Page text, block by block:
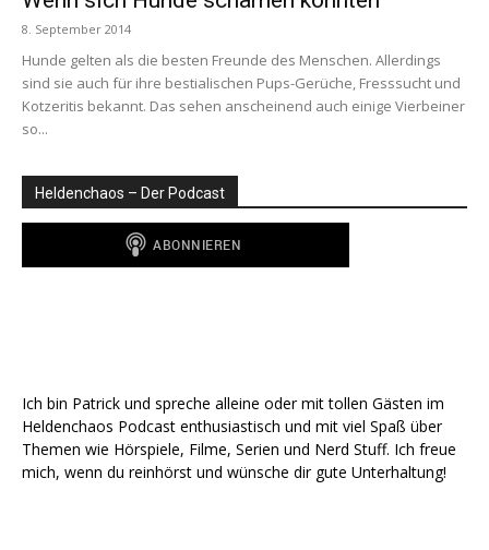
8. September 2014
Hunde gelten als die besten Freunde des Menschen. Allerdings
sind sie auch für ihre bestialischen Pups-Gerüche, Fresssucht und
Kotzeritis bekannt. Das sehen anscheinend auch einige Vierbeiner
so...
Heldenchaos – Der Podcast
Ich bin Patrick und spreche alleine oder mit tollen Gästen im
Heldenchaos Podcast enthusiastisch und mit viel Spaß über
Themen wie Hörspiele, Filme, Serien und Nerd Stuff. Ich freue
mich, wenn du reinhörst und wünsche dir gute Unterhaltung!